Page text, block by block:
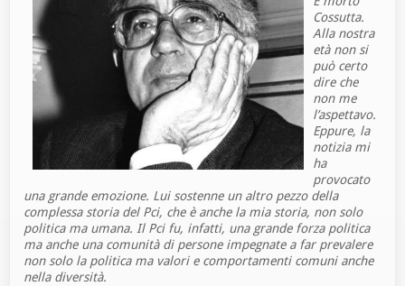
Cossutta.
Alla nostra
età non si
può certo
dire che
non me
l’aspettavo.
Eppure, la
notizia mi
ha
provocato
una grande emozione. Lui sostenne un altro pezzo della
complessa storia del Pci, che è anche la mia storia, non solo
politica ma umana. Il Pci fu, infatti, una grande forza politica
ma anche una comunità di persone impegnate a far prevalere
non solo la politica ma valori e comportamenti comuni anche
nella diversità.